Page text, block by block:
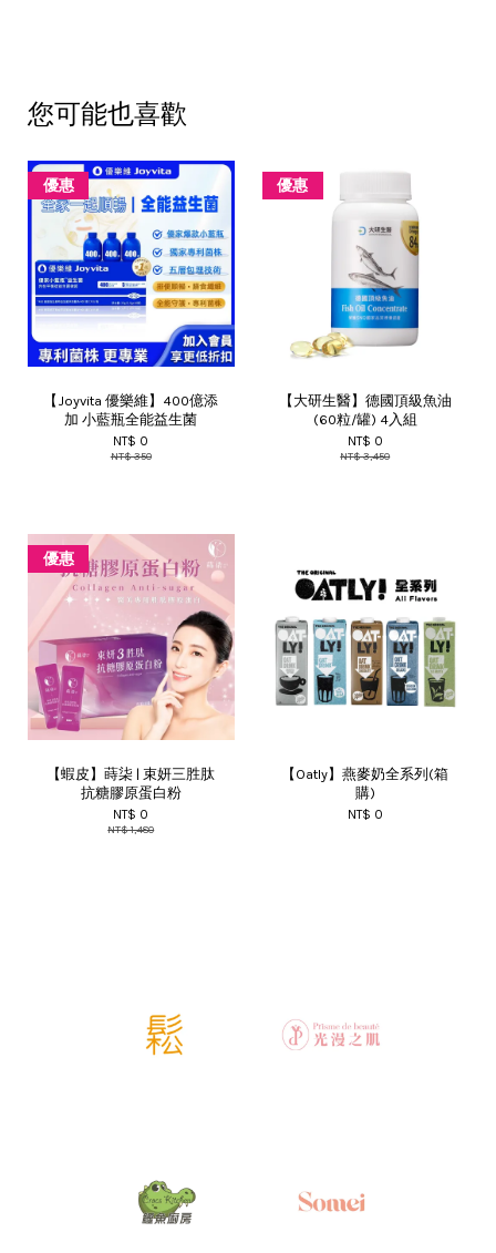
您可能也喜歡
優惠
【Joyvita 優樂維】400億添
加 小藍瓶全能益生菌
NT$ 0
NT$ 350
優惠
【大研生醫】德國頂級魚油
(60粒/罐) 4入組
NT$ 0
NT$ 3,450
優惠
【蝦皮】蒔柒 | 束妍三胜肽
抗糖膠原蛋白粉
NT$ 0
NT$ 1,480
【Oatly】燕麥奶全系列(箱
購)
NT$ 0